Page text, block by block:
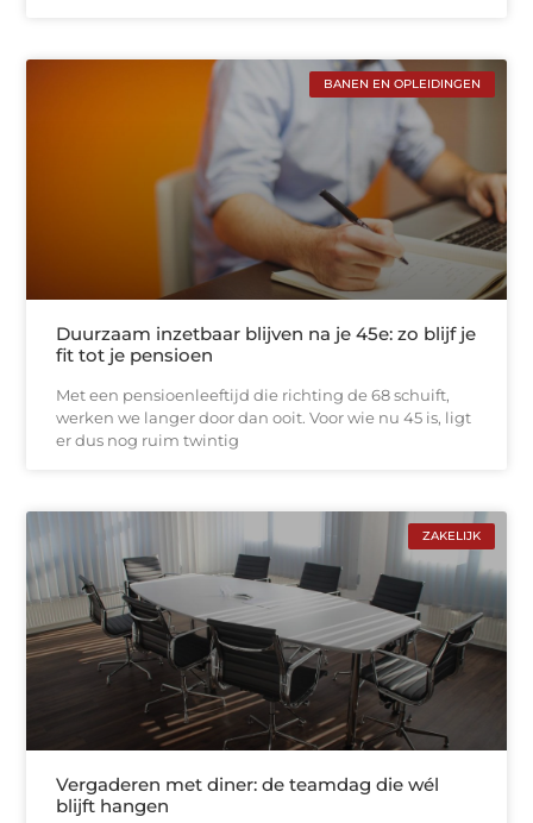
BANEN EN OPLEIDINGEN
Duurzaam inzetbaar blijven na je 45e: zo blijf je
fit tot je pensioen
Met een pensioenleeftijd die richting de 68 schuift,
werken we langer door dan ooit. Voor wie nu 45 is, ligt
er dus nog ruim twintig
ZAKELIJK
Vergaderen met diner: de teamdag die wél
blijft hangen